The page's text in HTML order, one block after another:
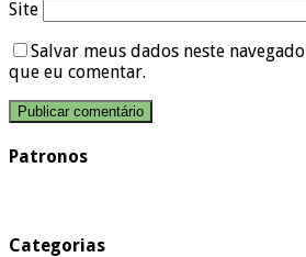
Site
Salvar meus dados neste
que eu comentar.
Patronos
Categorias